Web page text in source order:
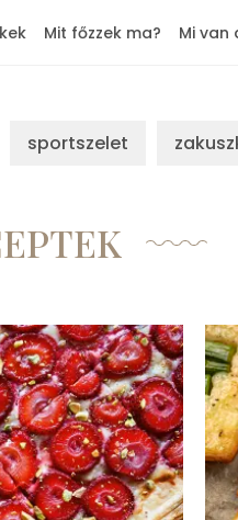
Mit főzzek ma? Mi van
sportszelet